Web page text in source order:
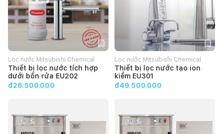
Lọc nước Mitsubishi Chemical
Cleansui
Thiết bị lọc nước tích hợp
dưới bồn rửa EU202
đ26.500.000
Lọc nước Mitsubishi Chemical
Cleansui
Thiết bị lọc nước tạo ion
kiềm EU301
đ49.500.000